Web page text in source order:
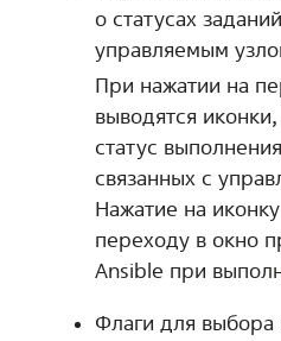
о статусах
управляемым
При нажатии на
выводятся
статус
связанных с
Нажатие на
переходу в окно
Ansible при
Флаги для выбора